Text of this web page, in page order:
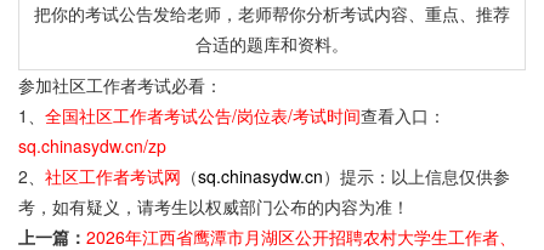
把你的考试公告发给老师，老师帮你分析考试内容、重点、推荐
合适的题库和资料。
参加社区工作者考试必看：
1、 全国社区工作者考试公告/岗位表/考试时间查看入口：
sq.chinasydw.cn/zp
2、 社区工作者考试网 （sq.chinasydw.cn）提示：以上信息仅供参
考，如有疑义，请考生以权威部门公布的内容为准！
上一篇： 2026年江西省鹰潭市月湖区公开招聘农村大学生工作者、